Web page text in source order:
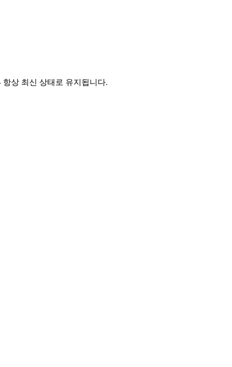
상 최신 상태로 유지됩니다.